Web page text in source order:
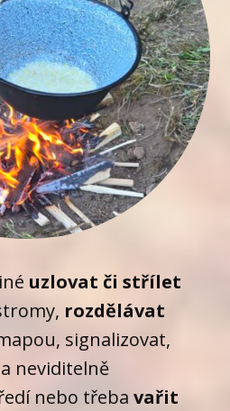
uzlovat či střílet
rozdělávat
signalizovat,
neviditelně
nebo třebavařit